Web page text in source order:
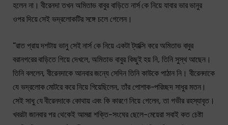
হলেন না। বীরেনদা তখন অমিতাভ বাবুর বাড়িতে নার্স কে নিয়ে যাবার ভার ভানুর
ওপর দিয়ে সেই ভদ্রলোকটির সঙ্গে চলে গেলেন।
“রাত প্রায় দশটায় ভানু সেই নার্স কে নিয়ে একটা ট্যাক্সি করে অমিতাভ বাবুর
বরানগরের বাড়িতে গিয়ে দেখলে, অমিতাভ বাবুর কিছুই হয় নি, তিনি সুস্থ আছেন।
তিনি বললেন, বীরেনদাকে আনবার জন্যে সেদিন তিনি কাউকে পাঠান নি। বীরেনদাকে
যে ভদ্রলোক মোটরে করে নিয়ে গিয়েছিলেন, তাঁর পোশাক-পরিচ্ছদ সাধুর মতন।
সেই সাধু যে বীরেনদাকে কোথায় এবং কি কারণে নিয়ে গেলেন, তা গভীর রহস্যাবৃত।
খবরটা জানবার পর থেকেই আমরা শক্তি-সংঘের ছেলে-মেয়েরা সবাই কত চেষ্টা